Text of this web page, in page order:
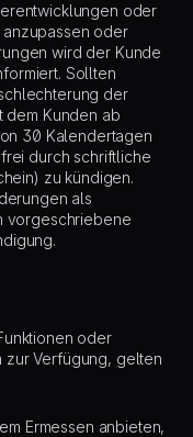
oder
oder
wird der Kunde
Sollten
der
dem Kunden ab
30 Kalendertagen
durch schriftliche
zu kündigen.
als
vorgeschriebene
oder
zur Verfügung, gelten
Ermessen anbieten,